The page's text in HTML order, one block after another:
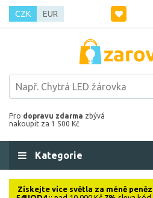
CZK EUR
Pro dopravu zdarma zbývá
nakoupit za 1 500 Kč
Kategorie
Získejte více světla za méně peněz